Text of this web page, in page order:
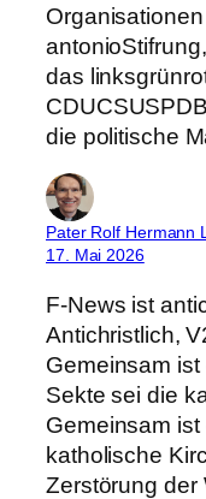
das
die politische
Pater Rolf Hermann
17. Mai 2026
F-News ist
Antichristlich,
Gemeinsam
Sekte sei die
Gemeinsam
katholische
Zerstörung der